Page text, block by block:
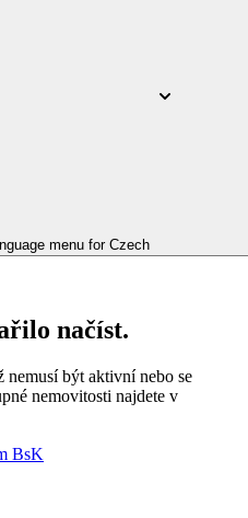
menu for Czech
načíst.
nemusí být aktivní nebo se
nemovitosti najdete v
BsK